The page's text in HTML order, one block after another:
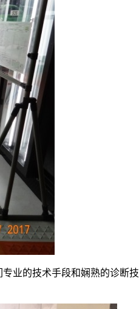
业的技术手段和娴熟的诊断